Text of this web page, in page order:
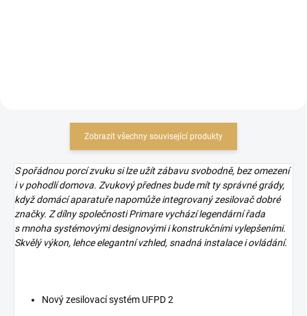
Zobrazit všechny související produkty
S pořádnou porcí zvuku si lze užít zábavu svobodně, bez omezení
i v pohodlí domova. Zvukový přednes bude mít ty správné grády,
když domácí aparatuře napomůže integrovaný zesilovač dobré
značky. Z dílny společnosti Primare vychází legendární řada
s mnoha systémovými designovými i konstrukčními vylepšeními.
Skvělý výkon, lehce elegantní vzhled, snadná instalace i ovládání.
Nový zesilovací systém UFPD 2